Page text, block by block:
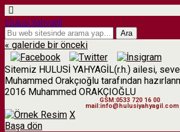
Hulusi Yahyagil
« galeride bir önceki
Sitemiz HULUSİ YAHYAGİL(r.h.) ailesi,
Muhammed Orakçıoğlu tarafından
2016 Muhammed ORAKÇIOĞLU
GSM:0533 720 16 00
mail:info@hulusiyahyagil.com
X
Başa dön